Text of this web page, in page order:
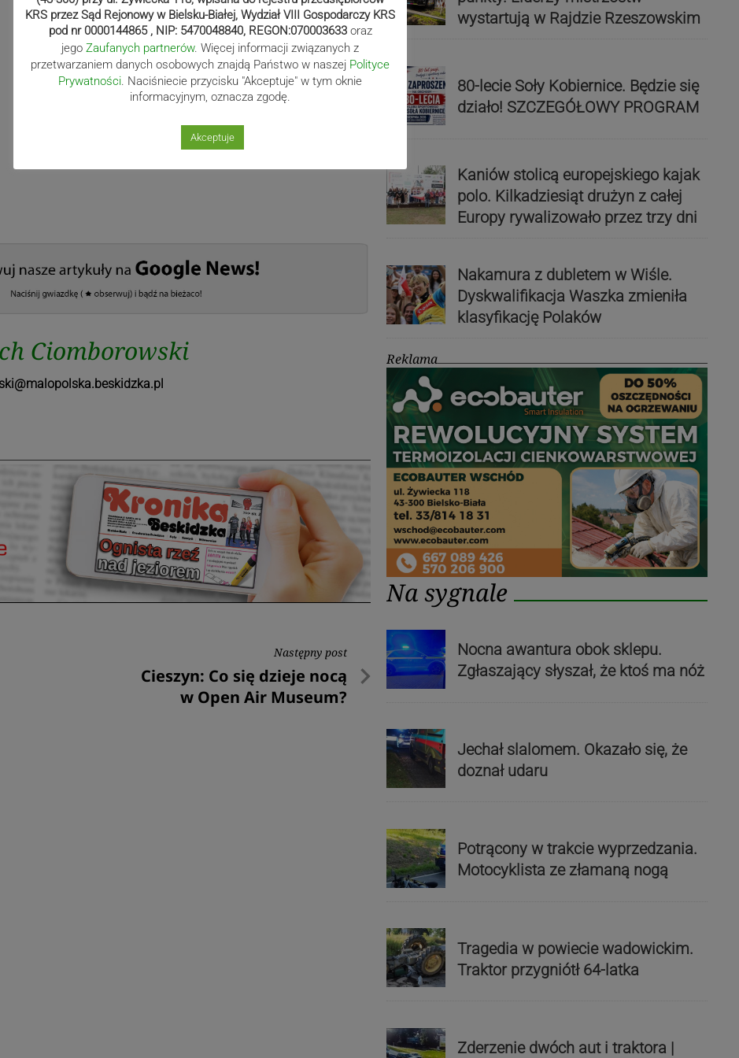
Ciomborowski
Następny post
Następny
Cieszyn: Co się dzieje nocą
w Open Air Museum?
wystartują w Rajdzie Rzeszowskim
80-lecie Soły Kobiernice. Będzie się
działo! SZCZEGÓŁOWY PROGRAM
Kaniów stolicą europejskiego kajak
polo. Kilkadziesiąt drużyn z całej
Europy rywalizowało przez trzy dni
Nakamura z dubletem w Wiśle.
Dyskwalifikacja Waszka zmieniła
klasyfikację Polaków
Reklama
Na sygnale
Nocna awantura obok sklepu.
Zgłaszający słyszał, że ktoś ma nóż
Jechał slalomem. Okazało się, że
doznał udaru
Potrącony w trakcie wyprzedzania.
Motocyklista ze złamaną nogą
Tragedia w powiecie wadowickim.
Traktor przygniótł 64-latka
Zderzenie dwóch aut i traktora |
KRS przez Sąd Rejonowy w Bielsku-Białej, Wydział VIII Gospodarczy KRS
pod nr 0000144865 , NIP: 5470048840, REGON:070003633 oraz
jego Zaufanych partnerów. Więcej informacji związanych z
przetwarzaniem danych osobowych znajdą Państwo w naszej Polityce
Prywatności . Naciśniecie przycisku "Akceptuje" w tym oknie
informacyjnym, oznacza zgodę.
Akceptuje